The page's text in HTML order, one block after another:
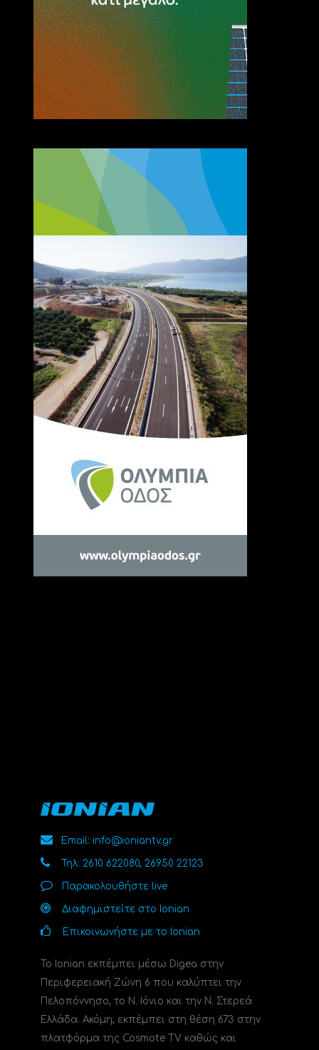
Email: info@ioniantv.gr
Τηλ: 2610 622080, 26950 22123
Παρακολουθήστε live
Διαφημιστείτε στο Ionian
Επικοινωνήστε με το Ionian
Το Ionian εκπέμπει μέσω Digea στην
Περιφερειακή Ζώνη 6 που καλύπτει την
Πελοπόννησο, το N. Ιόνιο και την Ν. Στερεά
Ελλάδα. Ακόμη, εκπέμπει στη θέση 673 στην
πλατφόρμα της Cosmote TV καθώς και